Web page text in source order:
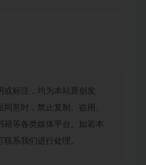
或标注，均为本站原创发
意时，禁止复制、盗用、
籍等各类媒体平台。如若本
系我们进行处理。